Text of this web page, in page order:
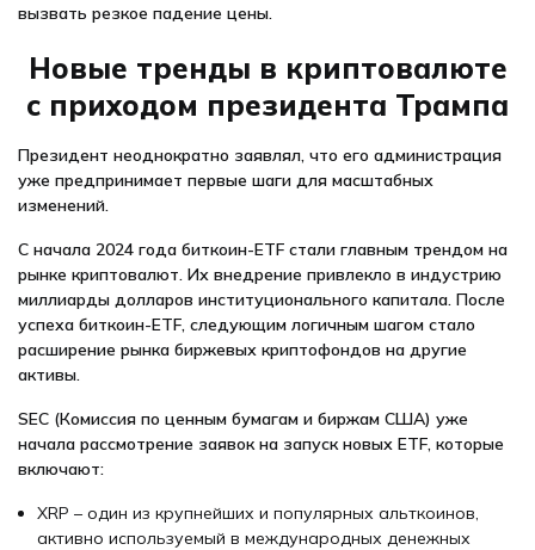
вызвать резкое падение цены.
Новые тренды в криптовалюте
с приходом президента Трампа
Президент неоднократно заявлял, что его администрация
уже предпринимает первые шаги для масштабных
изменений.
С начала 2024 года биткоин-ETF стали главным трендом на
рынке криптовалют. Их внедрение привлекло в индустрию
миллиарды долларов институционального капитала. После
успеха биткоин-ETF, следующим логичным шагом стало
расширение рынка биржевых криптофондов на другие
активы.
SEC (Комиссия по ценным бумагам и биржам США) уже
начала рассмотрение заявок на запуск новых ETF, которые
включают:
XRP – один из крупнейших и популярных альткоинов,
активно используемый в международных денежных